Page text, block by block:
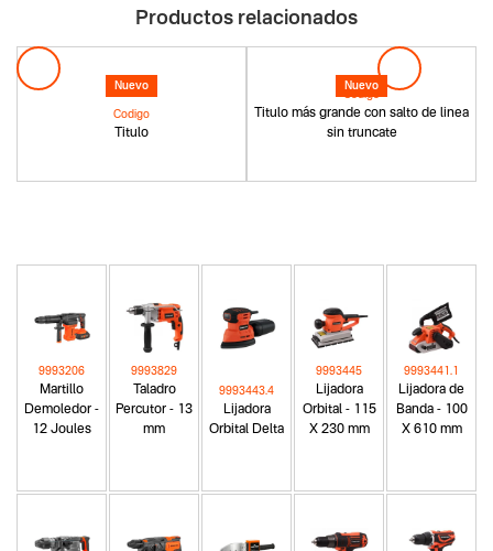
Productos relacionados
Nuevo
Titulo
Codigo
Nuevo
Titulo más grande con salto de linea
sin truncate
Martillo
Demoledor -
12 Joules
9993206
Taladro
Percutor - 13
mm
9993829
Lijadora
Orbital Delta
9993443.4
Lijadora
Orbital - 115
X 230 mm
9993445
Lijadora de
Banda - 100
X 610 mm
9993441.1